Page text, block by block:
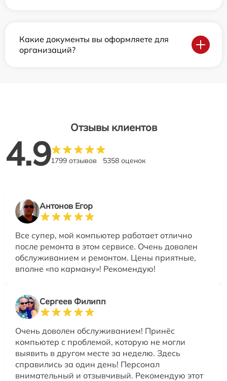
Какие документы вы оформляете для
организаций?
Отзывы клиентов
4.91799 отзывов 5358 оценок
Антонов Егор
Все супер, мой компьютер работает отлично
после ремонта в этом сервисе. Очень доволен
обслуживанием и ремонтом. Цены приятные,
вполне «по карману»! Рекомендую!
Сергеев Филипп
Очень доволен обслуживанием! Принёс
компьютер с проблемой, которую не могли
выявить в другом месте за неделю. Здесь
справились за один день! Персонал
внимательный и отзывчивый. Рекомендую этот